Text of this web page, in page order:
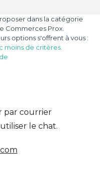
dans la catégorie
Commerces Prox.
options s'offrent à vous :
moins de critères.
par courrier
le chat.